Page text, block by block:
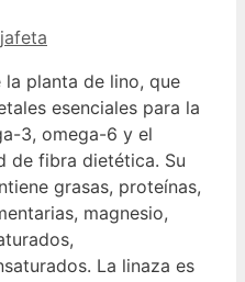
la planta de lino, que
esenciales para la
3, omega-6 y el
de fibra dietética. Su
grasas, proteínas,
magnesio,
La linaza es